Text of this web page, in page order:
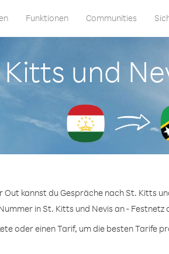
Funktionen Communities
und
Out kannst du Gespräche nach St. Kitts
in St. Kitts und Nevis an -
oder einen Tarif, um die besten Tarife